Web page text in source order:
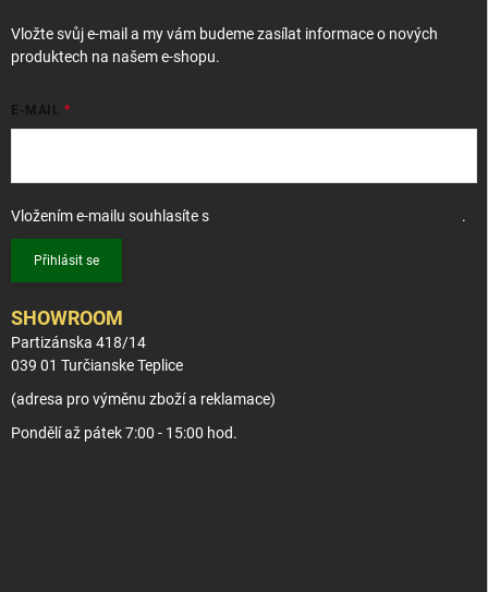
Vložte svůj e-mail a my vám budeme zasílat informace o nových
produktech na našem e-shopu.
E-MAIL
Vložením e-mailu souhlasíte s .
Přihlásit se
SHOWROOM
Partizánska 418/14
039 01 Turčianske Teplice
(adresa pro výměnu zboží a reklamace)
Pondělí až pátek 7:00 - 15:00 hod.